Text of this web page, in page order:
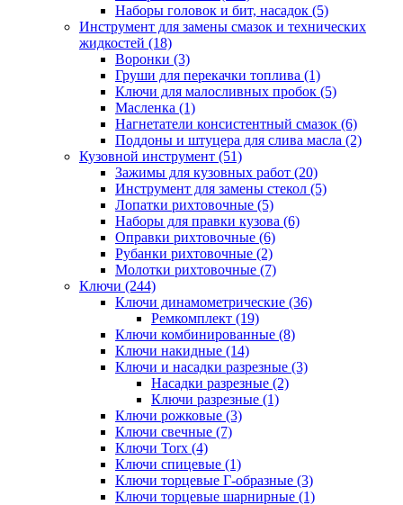
Наборы головок и бит, насадок (5)
Инструмент для замены смазок и технических
жидкостей (18)
Воронки (3)
Груши для перекачки топлива (1)
Ключи для малосливных пробок (5)
Масленка (1)
Нагнетатели консистентный смазок (6)
Поддоны и штуцера для слива масла (2)
Кузовной инструмент (51)
Зажимы для кузовных работ (20)
Инструмент для замены стекол (5)
Лопатки рихтовочные (5)
Наборы для правки кузова (6)
Оправки рихтовочные (6)
Рубанки рихтовочные (2)
Молотки рихтовочные (7)
Ключи (244)
Ключи динамометрические (36)
Ремкомплект (19)
Ключи комбинированные (8)
Ключи накидные (14)
Ключи и насадки разрезные (3)
Насадки разрезные (2)
Ключи разрезные (1)
Ключи рожковые (3)
Ключи свечные (7)
Ключи Torx (4)
Ключи спицевые (1)
Ключи торцевые Г-образные (3)
Ключи торцевые шарнирные (1)